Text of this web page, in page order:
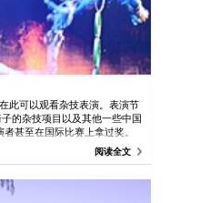
此可以观看杂技表演。表演节
的杂技项目以及其他一些中国
甚至在国际比赛上拿过奖。
到游客们的普遍赞赏。阅读全文